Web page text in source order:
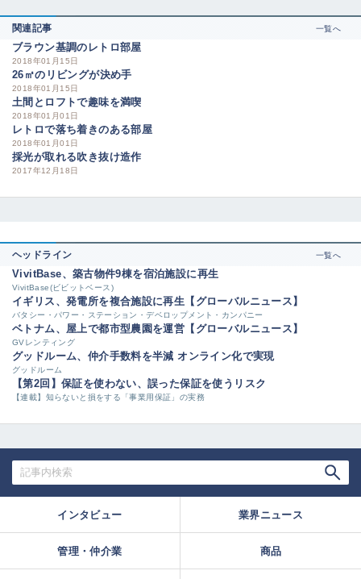
関連記事 一覧へ
ブラウン基調のレトロ部屋
2018年01月15日
26㎡のリビングが決め手
2018年01月15日
土間とロフトで趣味を満喫
2018年01月01日
レトロで落ち着きのある部屋
2018年01月01日
採光が取れる吹き抜け造作
2017年12月18日
ヘッドライン 一覧へ
VivitBase、築古物件9棟を宿泊施設に再生
VivitBase(ビビットベース)
イギリス、発電所を複合施設に再生【グローバルニュース】
バタシー・パワー・ステーション・デベロップメント・カンパニー
ベトナム、屋上で都市型農園を運営【グローバルニュース】
GVレンティング
グッドルーム、仲介手数料を半減 オンライン化で実現
グッドルーム
【第2回】保証を使わない、誤った保証を使うリスク
【連載】知らないと損をする「事業用保証」の実務
インタビュー 業界ニュース
管理・仲介業 商品